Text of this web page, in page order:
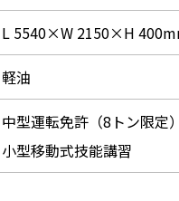
L 5540×W 2150×H
軽油
中型運転免許（8トン限定
小型移動式技能講習